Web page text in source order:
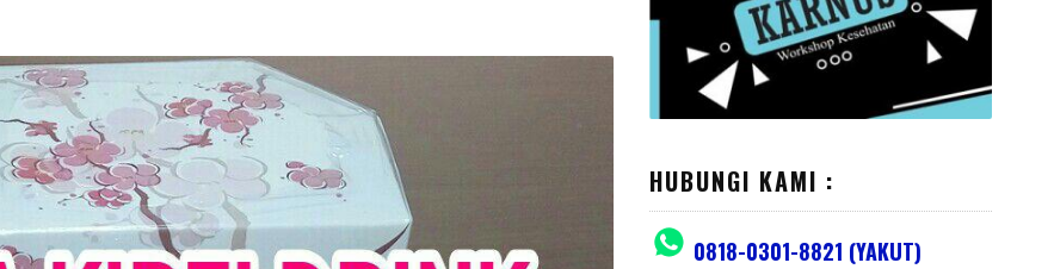
HUBUNGI KAMI :
0818-0301-8821 (YAKUT)